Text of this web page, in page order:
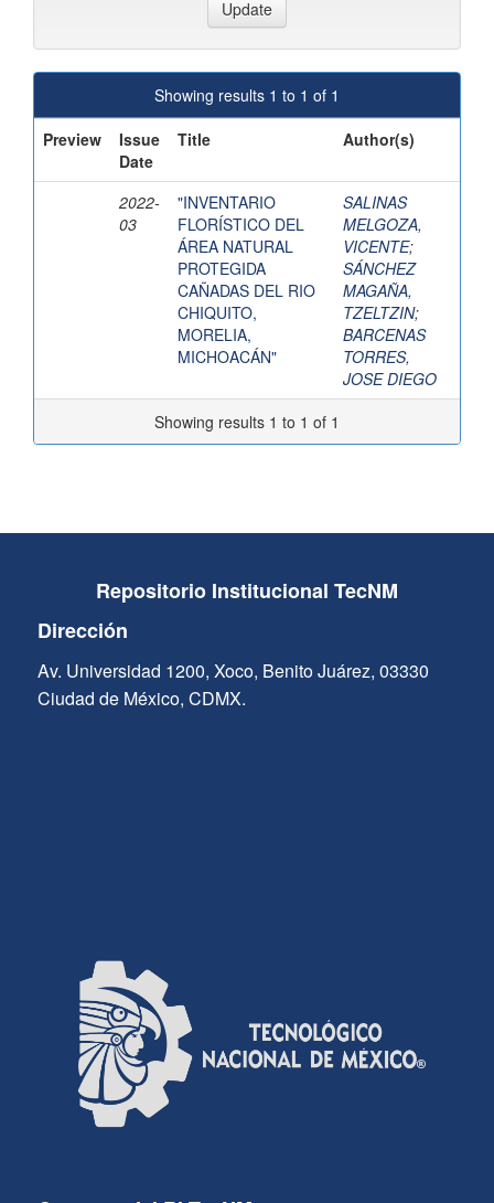
Showing results 1 to 1 of 1
Preview
Issue
Date
Title Author(s)
2022-
03
"INVENTARIO
FLORÍSTICO DEL
ÁREA NATURAL
PROTEGIDA
CAÑADAS DEL RIO
CHIQUITO,
MORELIA,
MICHOACÁN"
SALINAS
MELGOZA,
VICENTE;
SÁNCHEZ
MAGAÑA,
TZELTZIN;
BARCENAS
TORRES,
JOSE DIEGO
Showing results 1 to 1 of 1
Repositorio Institucional TecNM
Dirección
Av. Universidad 1200, Xoco, Benito Juárez, 03330
Ciudad de México, CDMX.